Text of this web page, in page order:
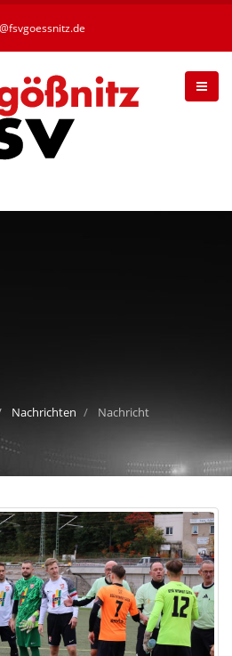
fsvgoessnitz de
Nachrichten Nachricht